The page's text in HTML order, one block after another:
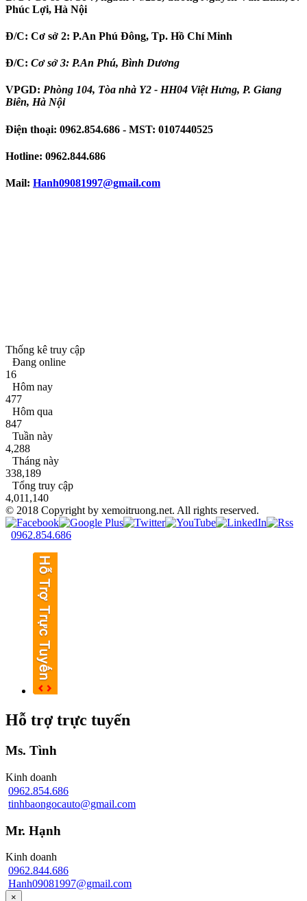
Phúc Lợi, Hà Nội
Đ/C: Cơ sở 2: P.An Phú Đông, Tp. Hồ Chí Minh
Đ/C: Cơ sở 3: P.An Phú, Bình Dương
VPGD: Phòng 104, Tòa nhà Y2 - HH04 Việt Hưng, P. Giang
Biên, Hà Nội
Điện thoại: 0962.854.686 - MST: 0107440525
Hotline: 0962.844.686
Mail: Hanh09081997@gmail.com
Thống kê truy cập
Đang online
16
Hôm nay
477
Hôm qua
847
Tuần này
4,288
Tháng này
338,189
Tổng truy cập
4,011,140
© 2018 Copyright by xemoitruong.net. All rights reserved.
0962.854.686
Hỗ trợ trực tuyến
Ms. Tình
Kinh doanh
0962.854.686
tinhbaongocauto@gmail.com
Mr. Hạnh
Kinh doanh
0962.844.686
Hanh09081997@gmail.com
×